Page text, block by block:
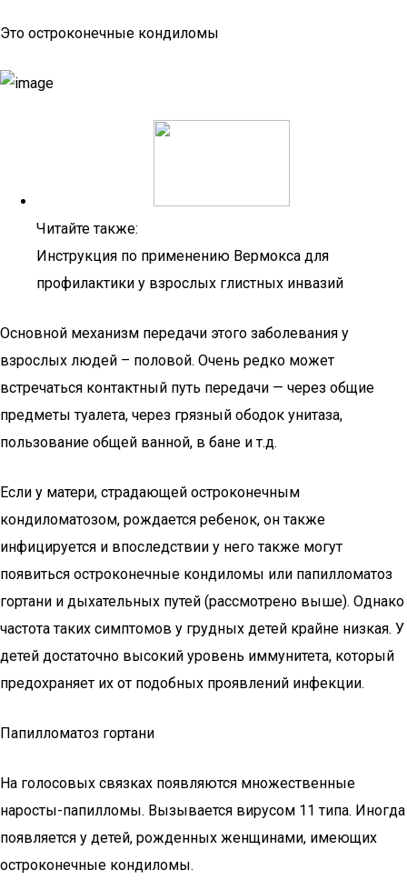
Это остроконечные кондиломы
Читайте также:
Инструкция по применению Вермокса для
профилактики у взрослых глистных инвазий
Основной механизм передачи этого заболевания у
взрослых людей – половой. Очень редко может
встречаться контактный путь передачи — через общие
предметы туалета, через грязный ободок унитаза,
пользование общей ванной, в бане и т.д.
Если у матери, страдающей остроконечным
кондиломатозом, рождается ребенок, он также
инфицируется и впоследствии у него также могут
появиться остроконечные кондиломы или папилломатоз
гортани и дыхательных путей (рассмотрено выше). Однако
частота таких симптомов у грудных детей крайне низкая. У
детей достаточно высокий уровень иммунитета, который
предохраняет их от подобных проявлений инфекции.
Папилломатоз гортани
На голосовых связках появляются множественные
наросты-папилломы. Вызывается вирусом 11 типа. Иногда
появляется у детей, рожденных женщинами, имеющих
остроконечные кондиломы.